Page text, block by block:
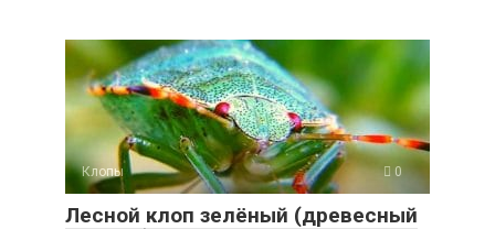
Клопы 0
Лесной клоп зелёный (древесный